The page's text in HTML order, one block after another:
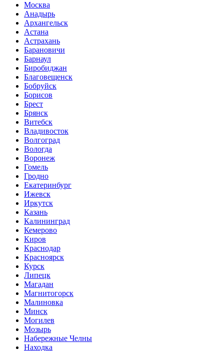
Москва
Анадырь
Архангельск
Астана
Астрахань
Барановичи
Барнаул
Биробиджан
Благовещенск
Бобруйск
Борисов
Брест
Брянск
Витебск
Владивосток
Волгоград
Вологда
Воронеж
Гомель
Гродно
Екатеринбург
Ижевск
Иркутск
Казань
Калининград
Кемерово
Киров
Краснодар
Красноярск
Курск
Липецк
Магадан
Магнитогорск
Малиновка
Минск
Могилев
Мозырь
Набережные Челны
Находка